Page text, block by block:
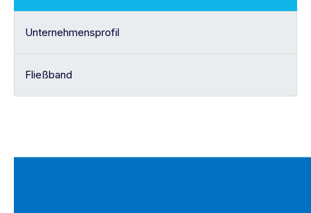
Unternehmensprofil
Fließband